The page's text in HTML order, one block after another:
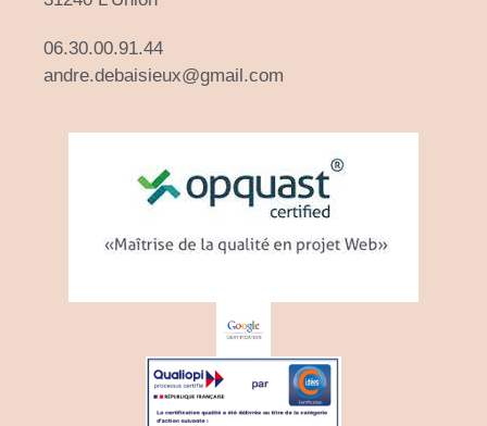
06.30.00.91.44
andre.debaisieux@gmail.com